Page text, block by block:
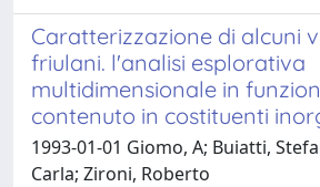
Caratterizzazione di alcuni
friulani. l'analisi esplorativa
multidimensionale in
contenuto in costituenti
1993-01-01 Giomo, A; Buiatti,
Carla; Zironi, Roberto